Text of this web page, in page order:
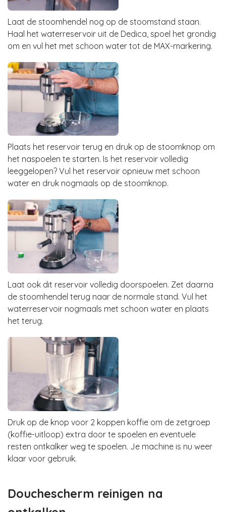
Laat de stoomhendel nog op de stoomstand staan.
Haal het waterreservoir uit de Dedica, spoel het grondig
om en vul het met schoon water tot de MAX-markering.
Plaats het reservoir terug en druk op de stoomknop om
het naspoelen te starten. Is het reservoir volledig
leeggelopen? Vul het reservoir opnieuw met schoon
water en druk nogmaals op de stoomknop.
Laat ook dit reservoir volledig doorspoelen. Zet daarna
de stoomhendel terug naar de normale stand. Vul het
waterreservoir nogmaals met schoon water en plaats
het terug.
Druk op de knop voor 2 koppen koffie om de zetgroep
(koffie-uitloop) extra door te spoelen en eventuele
resten ontkalker weg te spoelen. Je machine is nu weer
klaar voor gebruik.
Douchescherm reinigen na